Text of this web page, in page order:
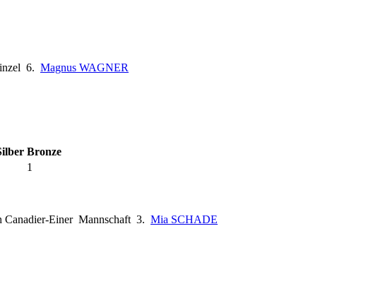
6. Magnus WAGNER
Bronze
1
Canadier-Einer Mannschaft 3. Mia SCHADE